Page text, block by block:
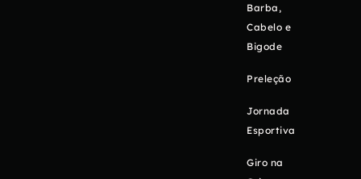
Barba,
Cabelo e
Bigode
Preleção
Jornada
Esportiva
Giro na